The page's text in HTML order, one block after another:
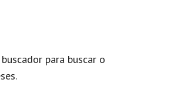
para buscar o